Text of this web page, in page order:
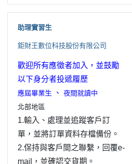
助理實習生
鉅財王數位科技股份有限公司
歡迎所有應徵者加入，並鼓勵
以下身分者投遞履歷
應屆畢業生 、 夜間就讀中
北部地區
1.輸入、處理並追蹤客戶訂
單，並將訂單資料存檔備份。
2.保持與客戶間之聯繫，回覆e-
mail，並確認交貨期。